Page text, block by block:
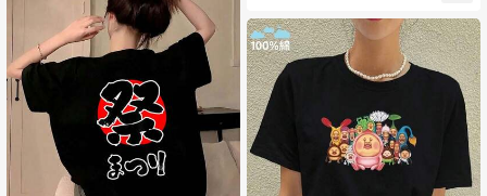
イリーカジュアルトップス